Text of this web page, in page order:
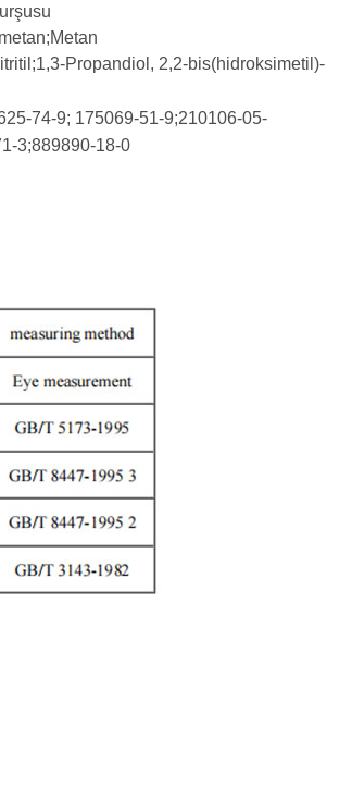
Propandiol, 2,2-bis(hidroksimetil)-
74-9; 175069-51-9;210106-05-
3;889890-18-0